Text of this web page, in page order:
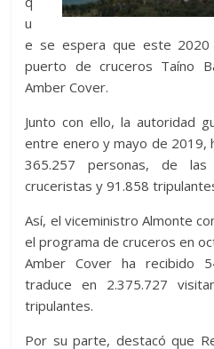
u
e se espera que este 2020
puerto de cruceros Taíno
Amber Cover.
Junto con ello, la autoridad
entre enero y mayo de 2019,
365.257 personas, de las
cruceristas y 91.858
Así, el viceministro Almonte
el programa de cruceros en
Amber Cover ha recibido
traduce en 2.375.727
tripulantes.
Por su parte, destacó que